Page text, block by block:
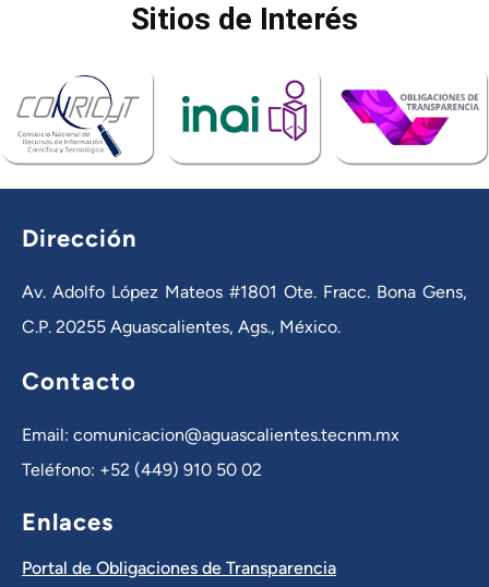
Sitios de Interés
Dirección
Av. Adolfo López Mateos #1801 Ote. Fracc. Bona Gens,
C.P. 20255 Aguascalientes, Ags., México.
Contacto
Email: comunicacion@aguascalientes.tecnm.mx
Teléfono: +52 (449) 910 50 02
Enlaces
Portal de Obligaciones de Transparencia